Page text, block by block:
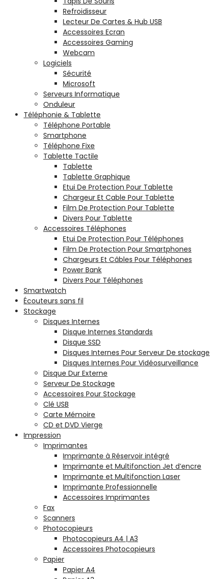
Refroidisseur
Lecteur De Cartes & Hub USB
Accessoires Ecran
Accessoires Gaming
Webcam
Logiciels
Sécurité
Microsoft
Serveurs Informatique
Onduleur
Téléphonie & Tablette
Téléphone Portable
Smartphone
Téléphone Fixe
Tablette Tactile
Tablette
Tablette Graphique
Etui De Protection Pour Tablette
Chargeur Et Cable Pour Tablette
Film De Protection Pour Tablette
Divers Pour Tablette
Accessoires Téléphones
Etui De Protection Pour Téléphones
Film De Protection Pour Smartphones
Chargeurs Et Câbles Pour Téléphones
Power Bank
Divers Pour Téléphones
Smartwatch
Écouteurs sans fil
Stockage
Disques Internes
Disque Internes Standards
Disque SSD
Disques Internes Pour Serveur De stockage
Disques Internes Pour Vidéosurveillance
Disque Dur Externe
Serveur De Stockage
Accessoires Pour Stockage
Clé USB
Carte Mémoire
CD et DVD Vierge
Impression
Imprimantes
Imprimante à Réservoir intégré
Imprimante et Multifonction Jet d’encre
Imprimante et Multifonction Laser
Imprimante Professionnelle
Accessoires Imprimantes
Fax
Scanners
Photocopieurs
Photocopieurs A4 | A3
Accessoires Photocopieurs
Papier
Papier A4